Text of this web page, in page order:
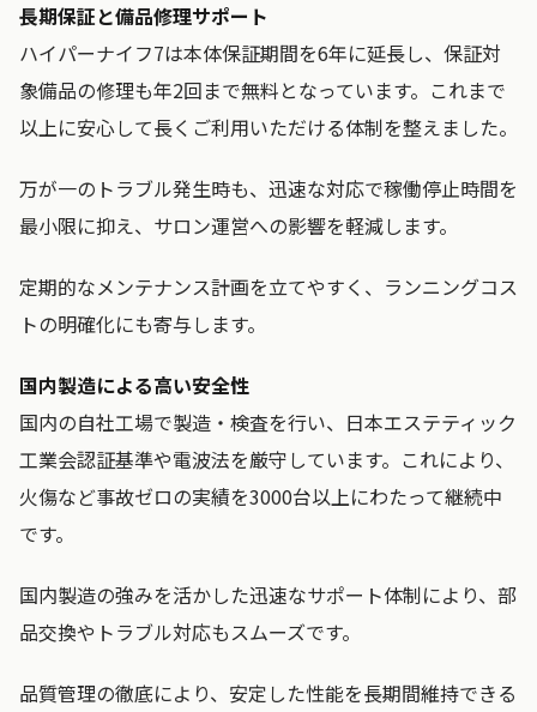
長期保証と備品修理サポート
ハイパーナイフ7は本体保証期間を6年に延長し、保証対
象備品の修理も年2回まで無料となっています。これまで
以上に安心して長くご利用いただける体制を整えました。
万が一のトラブル発生時も、迅速な対応で稼働停止時間を
最小限に抑え、サロン運営への影響を軽減します。
定期的なメンテナンス計画を立てやすく、ランニングコス
トの明確化にも寄与します。
国内製造による高い安全性
国内の自社工場で製造・検査を行い、日本エステティック
工業会認証基準や電波法を厳守しています。これにより、
火傷など事故ゼロの実績を3000台以上にわたって継続中
です。
国内製造の強みを活かした迅速なサポート体制により、部
品交換やトラブル対応もスムーズです。
品質管理の徹底により、安定した性能を長期間維持できる